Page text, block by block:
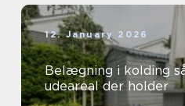
12. January 2026
Belægning i kolding sådan får du et
udeareal der holder